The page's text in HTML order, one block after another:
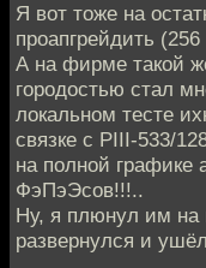
Я вот тоже на
проапгрейдить
А на фирме такой
городостью стал
локальном тесте
связке с PIII-533/
на полной графике
ФэПэЭсов!!!..
Ну, я плюнул им на
развернулся и